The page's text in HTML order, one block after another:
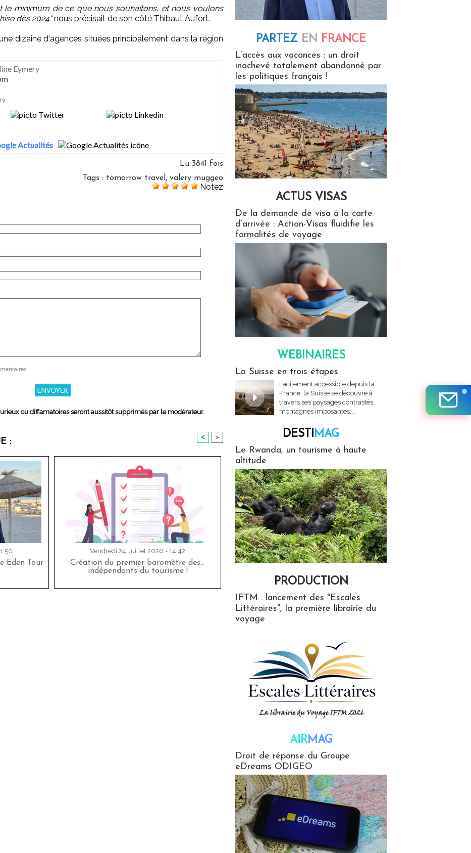
le minimum de ce que nous souhaitons, et nous voulons
dès 2024"nous précisait de son côté Thibaut Aufort.
dizaine d'agences situées principalement dans la région
Eymery
Actualités
Lu 3841 fois
Tags : tomorrow travel, valery muggeo
Notez
ou diffamatoires seront aussitôt supprimés par le modérateur.
: < >
Eden Tour
Vendredi 24 Juillet 2026 - 14:42
Création du premier baromètre des…
indépendants du tourisme !
PARTEZ EN FRANCE
L’accès aux vacances : un droit
inachevé totalement abandonné par
les politiques français !
ACTUS VISAS
De la demande de visa à la carte
d’arrivée : Action-Visas fluidifie les
formalités de voyage
WEBINAIRES
La Suisse en trois étapes
Facilement accessible depuis la
France, la Suisse se découvre à
travers ses paysages contrastés,
montagnes imposantes,...
DESTIMAG
Le Rwanda, un tourisme à haute
altitude
PRODUCTION
IFTM : lancement des "Escales
Littéraires", la première librairie du
voyage
AIRMAG
Droit de réponse du Groupe
eDreams ODIGEO